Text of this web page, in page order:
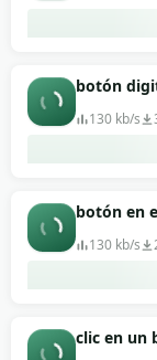
botón
130 kb/s
botón en
130 kb/s
clic en un